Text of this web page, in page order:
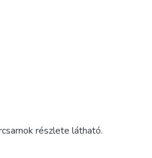
részlete látható.